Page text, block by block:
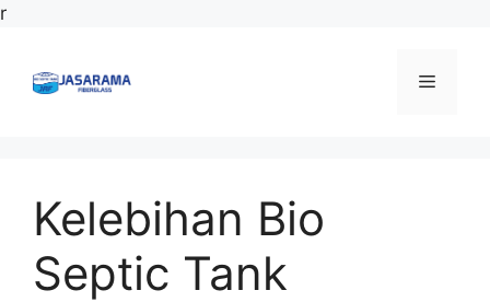
rLangsung
Menu
Kelebihan Bio
Septic Tank